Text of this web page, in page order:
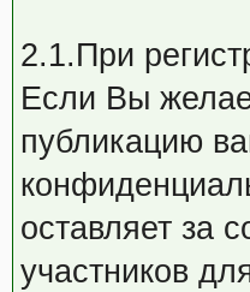
2.1.При
Если Вы
публикацию
оставляет за
участников